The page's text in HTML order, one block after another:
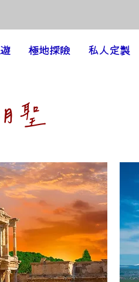
極地探險 私人定製
聖